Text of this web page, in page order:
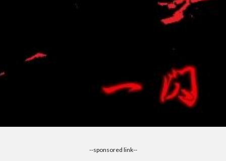
--sponsored link--